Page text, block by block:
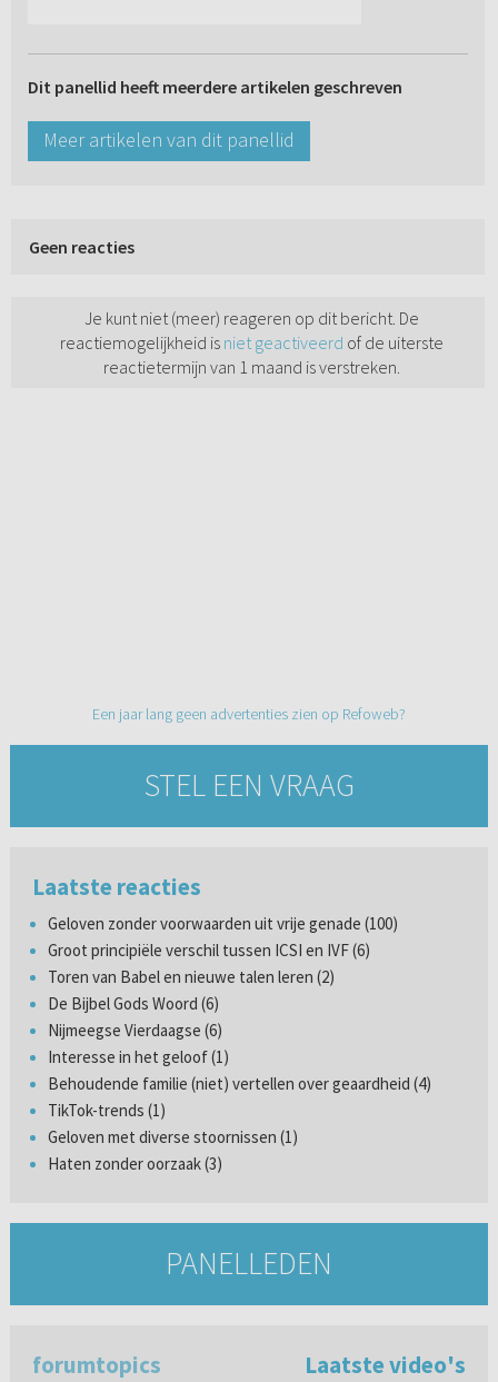
Dit panellid heeft meerdere artikelen geschreven
Meer artikelen van dit panellid
Geen reacties
Je kunt niet (meer) reageren op dit bericht. De
reactiemogelijkheid is niet geactiveerd of de uiterste
reactietermijn van 1 maand is verstreken.
Een jaar lang geen advertenties zien op Refoweb?
STEL EEN VRAAG
Laatste reacties
Geloven zonder voorwaarden uit vrije genade (100)
Groot principiële verschil tussen ICSI en IVF (6)
Toren van Babel en nieuwe talen leren (2)
De Bijbel Gods Woord (6)
Nijmeegse Vierdaagse (6)
Interesse in het geloof (1)
Behoudende familie (niet) vertellen over geaardheid (4)
TikTok-trends (1)
Geloven met diverse stoornissen (1)
Haten zonder oorzaak (3)
PANELLEDEN
forumtopics Laatste video's